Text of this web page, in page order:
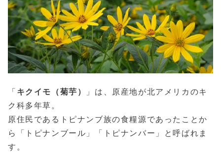
「 キクイモ（菊芋）
」は、原産地が北アメリカのキ
ク科多年草。
原住民であるトピナンブ族の食糧源であったことか
ら「トピナンブール」「トピナンバー」と呼ばれま
す。